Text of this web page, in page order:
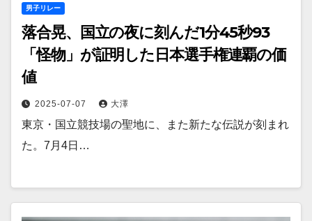
男子リレー
落合晃、国立の夜に刻んだ1分45秒93
「怪物」が証明した日本選手権連覇の価
値
2025-07-07 大澤
東京・国立競技場の聖地に、また新たな伝説が刻まれ
た。7月4日…